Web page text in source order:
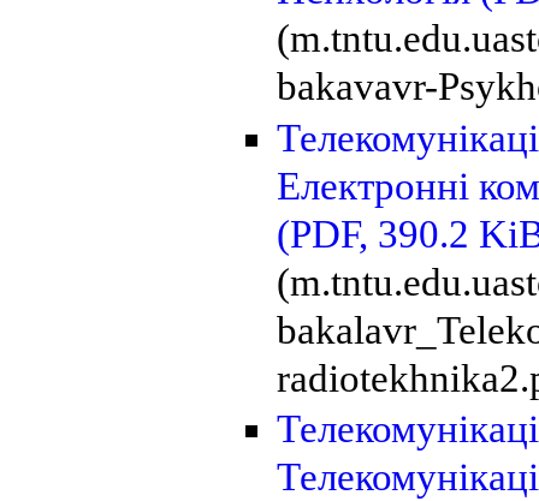
bakavavr-
Електронні
(PDF, 390.2